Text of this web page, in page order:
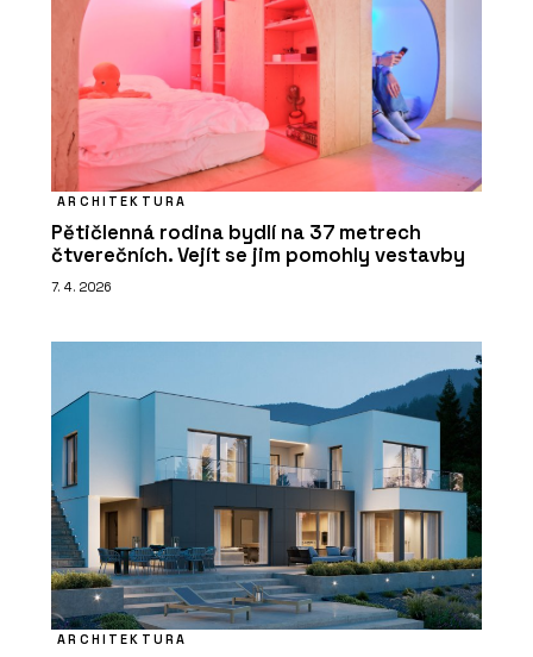
ARCHITEKTURA
Pětičlenná rodina bydlí na 37 metrech
čtverečních. Vejít se jim pomohly vestavby
7. 4. 2026
ARCHITEKTURA